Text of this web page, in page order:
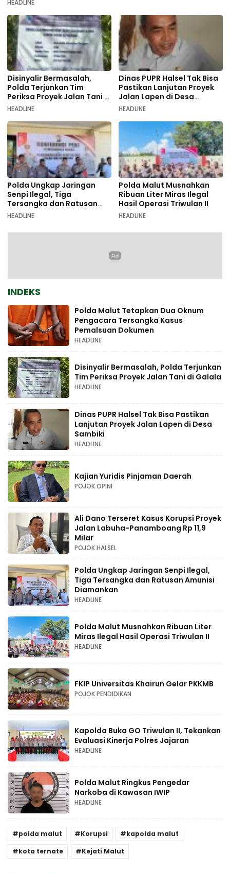
HEADLINE
Disinyalir Bermasalah,
Polda Terjunkan Tim
Periksa Proyek Jalan Tani di
Galala
HEADLINE
Dinas PUPR Halsel Tak Bisa
Pastikan Lanjutan Proyek
Jalan Lapen di Desa
Sambiki
HEADLINE
Polda Ungkap Jaringan
Senpi Ilegal, Tiga
Tersangka dan Ratusan
Amunisi Diamankan
HEADLINE
Polda Malut Musnahkan
Ribuan Liter Miras Ilegal
Hasil Operasi Triwulan II
HEADLINE
INDEKS
Polda Malut Tetapkan Dua Oknum
Pengacara Tersangka Kasus
Pemalsuan Dokumen
HEADLINE
Disinyalir Bermasalah, Polda Terjunkan
Tim Periksa Proyek Jalan Tani di Galala
HEADLINE
Dinas PUPR Halsel Tak Bisa Pastikan
Lanjutan Proyek Jalan Lapen di Desa
Sambiki
HEADLINE
Kajian Yuridis Pinjaman Daerah
POJOK OPINI
Ali Dano Terseret Kasus Korupsi Proyek
Jalan Labuha-Panamboang Rp 11,9
Milar
POJOK HALSEL
Polda Ungkap Jaringan Senpi Ilegal,
Tiga Tersangka dan Ratusan Amunisi
Diamankan
HEADLINE
Polda Malut Musnahkan Ribuan Liter
Miras Ilegal Hasil Operasi Triwulan II
HEADLINE
FKIP Universitas Khairun Gelar PKKMB
POJOK PENDIDIKAN
Kapolda Buka GO Triwulan II, Tekankan
Evaluasi Kinerja Polres Jajaran
HEADLINE
Polda Malut Ringkus Pengedar
Narkoba di Kawasan IWIP
HEADLINE
polda malut Korupsi
kapolda malut
kota ternate
Kejati Malut